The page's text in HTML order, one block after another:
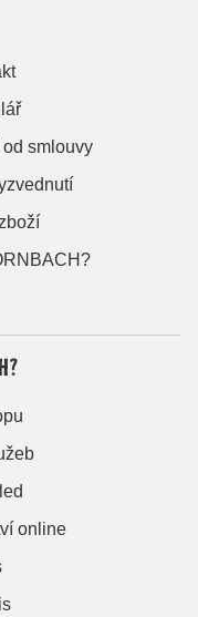
smlouvy
online